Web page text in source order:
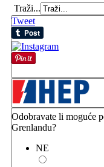
Traži...
Tweet
Odobravate li moguće
Grenlandu?
NE